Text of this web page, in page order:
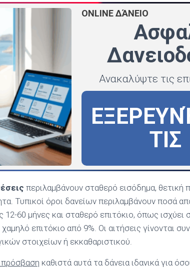
ONLINE ΔΆΝΕΙΟ
Ανακαλύψτε τις
ΤΙΣ
περιλαμβάνουν σταθερό εισόδημα, θετική
Τυπικοί όροι δανείων περιλαμβάνουν ποσά
12-60 μήνες και σταθερό επιτόκιο, όπως ισχύει
επιτόκιο από 9%. Οι αιτήσεις γίνονται
στοιχείων ή εκκαθαριστικού.
πρόσβαση καθιστά αυτά τα δάνεια ιδανικά για